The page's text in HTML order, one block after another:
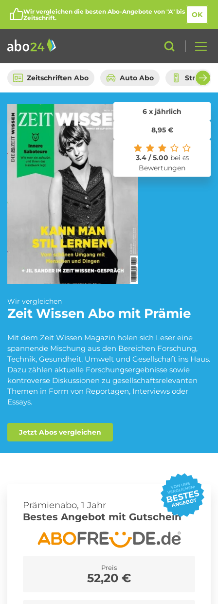
Wir vergleichen die besten Abo-Angebote von "A" bis
Zeitschrift.
OK
Zeitschriften Abo Auto Abo
Abo-Kategorien
Amazon Spar-Abo Auto Abo
Beauty Box Abo
Blumen Abo Dating App Abo
eBook Abo
Kino Abo Kochbox Abo
Musik-Streaming Abo
Sprachlern App Abo Streaming Abo
Wir vergleichen
Zeit Wissen Abo mit Prämie
Mit dem Zeit Wissen Magazin holen sich Leser eine
spannende Mischung aus den Bereichen Forschung,
Technik, Gesundheit, Umwelt und Gesellschaft ins Haus.
Dazu zählen aktuelle Forschungsergebnisse sowie
kontroverse Diskussionen zu gesellschaftsrelevanten
Themen in Form von Reportagen, Interviews oder
Essays.
Jetzt Abos vergleichen
6 x jährlich
8,95 €
3.4 / 5.00 bei 65
Bewertungen
Prämienabo, 1 Jahr
Bestes Angebot mit Gutschein
Preis
52,20 €